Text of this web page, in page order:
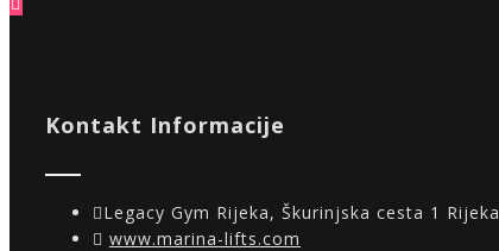
Kontakt Informacije
Legacy Gym Rijeka, Škurinjska cesta 1 Rijeka
www.marina-lifts.com